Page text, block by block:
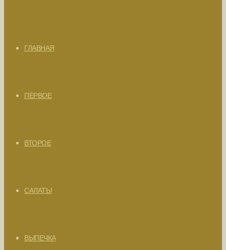
ГЛАВНАЯ
ПЕРВОЕ
ВТОРОЕ
САЛАТЫ
ВЫПЕЧКА